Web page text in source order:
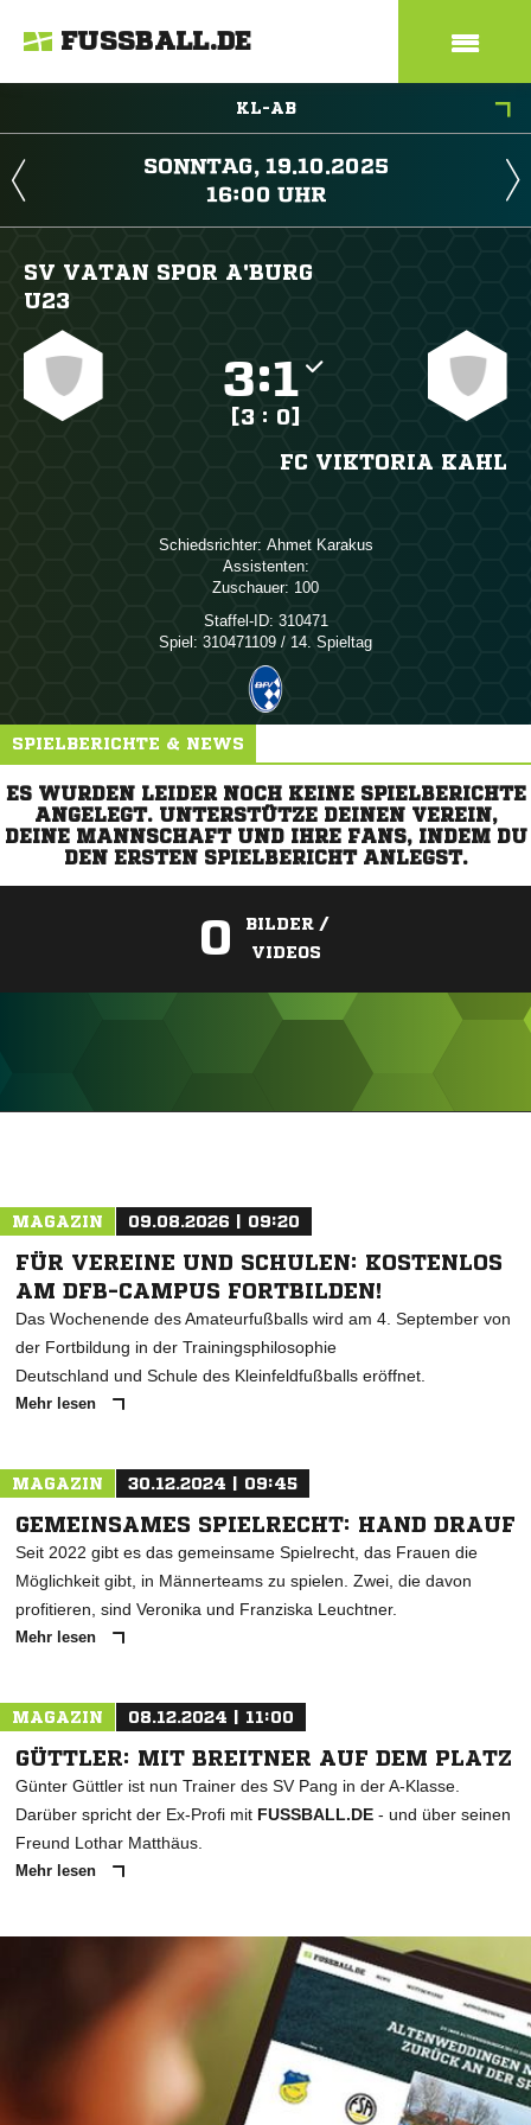
FUSSBALL.DE
KL-AB
 
 
SV VATAN SPOR A'BURG
U23
:
[3 : 0]
FC VIKTORIA KAHL
Schiedsrichter:  
Assistenten:
Zuschauer: 100
Staffel-ID: 310471
Spiel: 310471109 / 14. Spieltag
SPIELBERICHTE & NEWS
ES WURDEN LEIDER NOCH KEINE SPIELBERICHTE
ANGELEGT. UNTERSTÜTZE DEINEN VEREIN,
DEINE MANNSCHAFT UND IHRE FANS, INDEM DU
DEN ERSTEN SPIELBERICHT ANLEGST.
0
BILDER /
VIDEOS
MAGAZIN 09.08.2026 | 09:20
FÜR VEREINE UND SCHULEN: KOSTENLOS
AM DFB-CAMPUS FORTBILDEN!
Das Wochenende des Amateurfußballs wird am 4. September von
der Fortbildung in der Trainingsphilosophie
Deutschland und Schule des Kleinfeldfußballs eröffnet.
Mehr lesen
MAGAZIN 30.12.2024 | 09:45
GEMEINSAMES SPIELRECHT: HAND DRAUF
Seit 2022 gibt es das gemeinsame Spielrecht, das Frauen die
Möglichkeit gibt, in Männerteams zu spielen. Zwei, die davon
profitieren, sind Veronika und Franziska Leuchtner.
Mehr lesen
MAGAZIN 08.12.2024 | 11:00
GÜTTLER: MIT BREITNER AUF DEM PLATZ
Günter Güttler ist nun Trainer des SV Pang in der A-Klasse.
Darüber spricht der Ex-Profi mit FUSSBALL.DE - und über seinen
Freund Lothar Matthäus.
Mehr lesen